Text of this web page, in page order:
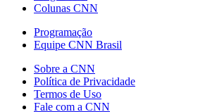
Colunas CNN
Programação
Equipe CNN Brasil
Sobre a CNN
Política de Privacidade
Termos de Uso
Fale com a CNN